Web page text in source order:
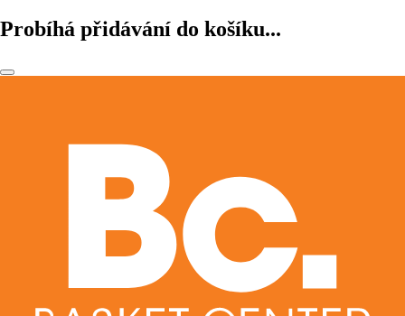
Probíhá přidávání do košíku...